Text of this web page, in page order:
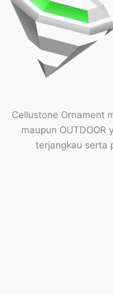
Cellustone Ornament
maupun
terjangkau serta